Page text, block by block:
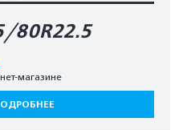
80R22.5
магазине